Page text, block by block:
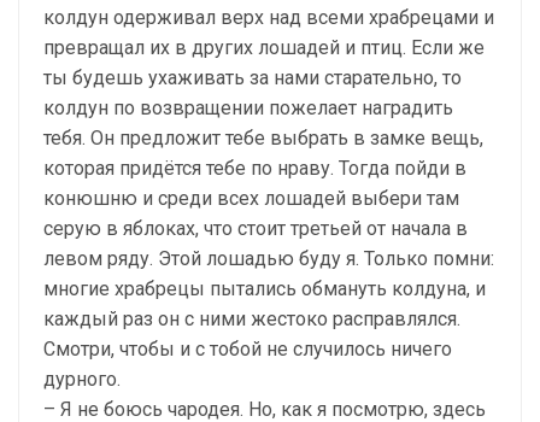
колдун одерживал верх над всеми храбрецами и
превращал их в других лошадей и птиц. Если же
ты будешь ухаживать за нами старательно, то
колдун по возвращении пожелает наградить
тебя. Он предложит тебе выбрать в замке вещь,
которая придётся тебе по нраву. Тогда пойди в
конюшню и среди всех лошадей выбери там
серую в яблоках, что стоит третьей от начала в
левом ряду. Этой лошадью буду я. Только помни:
многие храбрецы пытались обмануть колдуна, и
каждый раз он с ними жестоко расправлялся.
Смотри, чтобы и с тобой не случилось ничего
дурного.
– Я не боюсь чародея. Но, как я посмотрю, здесь